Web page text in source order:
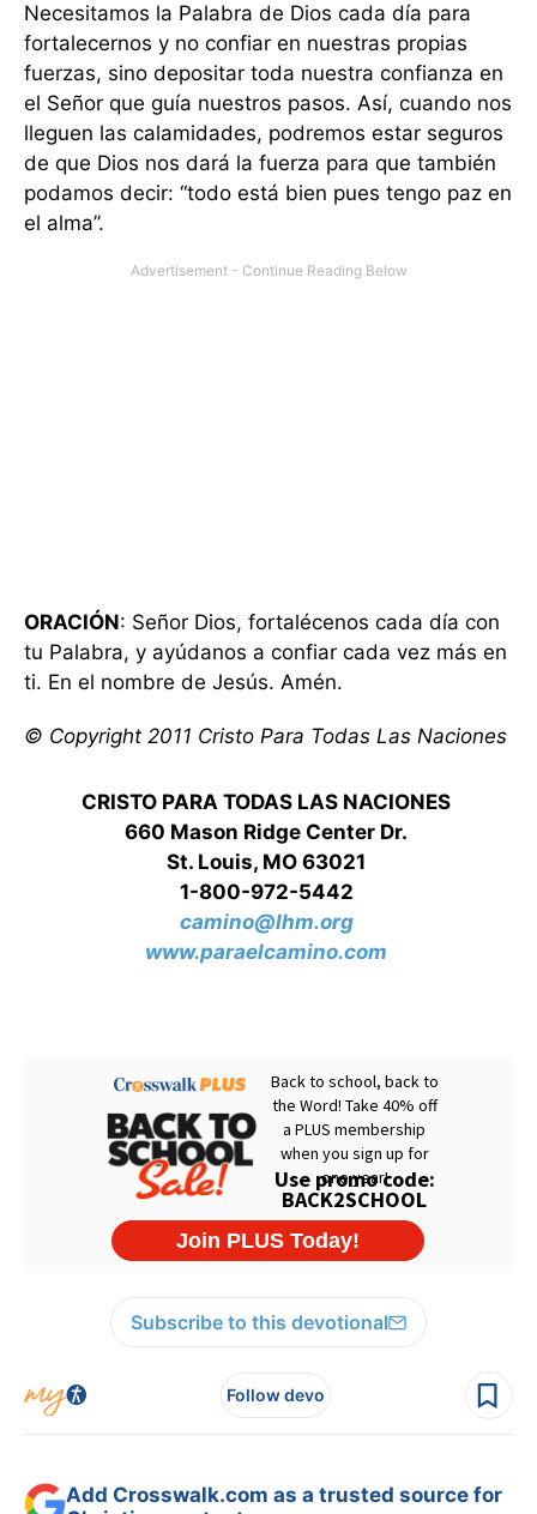
Necesitamos la Palabra de Dios cada día para
fortalecernos y no confiar en nuestras propias
fuerzas, sino depositar toda nuestra confianza en
el Señor que guía nuestros pasos. Así, cuando nos
lleguen las calamidades, podremos estar seguros
de que Dios nos dará la fuerza para que también
podamos decir: “todo está bien pues tengo paz en
el alma”.
ORACIÓN: Señor Dios, fortalécenos cada día con
tu Palabra, y ayúdanos a confiar cada vez más en
ti. En el nombre de Jesús. Amén.
© Copyright 2011 Cristo Para Todas Las Naciones
CRISTO PARA TODAS LAS NACIONES
660 Mason Ridge Center Dr.
St. Louis, MO 63021
1-800-972-5442
camino@lhm.org
www.paraelcamino.com
Subscribe to this devotional
Follow devo
Add Crosswalk.com as a trusted source for